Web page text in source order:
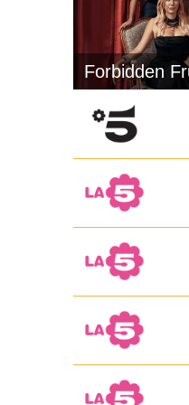
Forbidden